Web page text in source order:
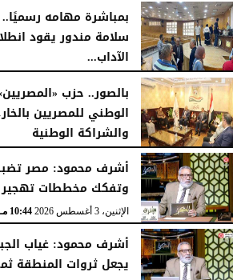
بمباشرة مهامه
سلامة مندور يقود
الآداب...
الأربعاء، 5 أغسطس 2026
بالصور.. حزب
الوطني للمصريين
والشراكة الوطنية
الثلاثاء، 4 أغسطس 2026
أشرف محمود: مصر
وتفكك مخططات تهجير
الإثنين، 3 أغسطس 2026 10:44 مـ
أشرف محمود: غياب
يجعل ثروات المنطقة